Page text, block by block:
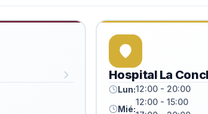
Hospital La
Lun:12:00 - 20:00
Mié:
12:00 - 15:00